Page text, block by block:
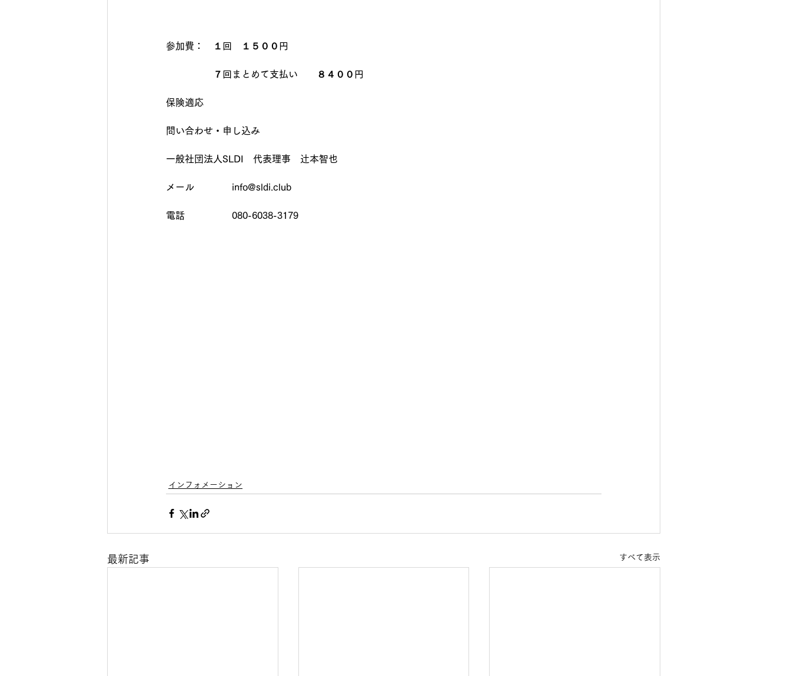
参加費：　１回　１５００円
７回まとめて支払い　　８４００円
保険適応
問い合わせ・申し込み
一般社団法人SLDI　代表理事　辻本智也
メール　　　　info@sldi.club
電話　　　　　080-6038-3179
インフォメーション
最新記事 すべて表示